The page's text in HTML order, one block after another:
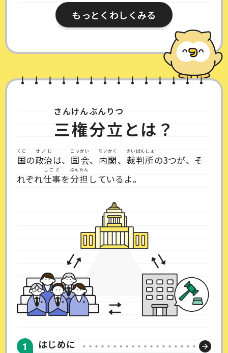
もっとくわしくみる​
三権分立
さんけんぶんりつ
とは？
国
くに
の政治
せいじ
は、 国会
こっかい
、 内閣
ないかく
、 裁判所
さいばんしょ
の3つが、そ
れぞれ仕事
しごと
を分担
ぶんたん
しているよ。
はじめに